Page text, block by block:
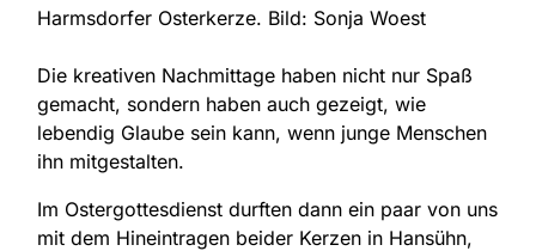
Harmsdorfer Osterkerze. Bild: Sonja Woest
Die kreativen Nachmittage haben nicht nur Spaß
gemacht, sondern haben auch gezeigt, wie
lebendig Glaube sein kann, wenn junge Menschen
ihn mitgestalten.
Im Ostergottesdienst durften dann ein paar von uns
mit dem Hineintragen beider Kerzen in Hansühn,